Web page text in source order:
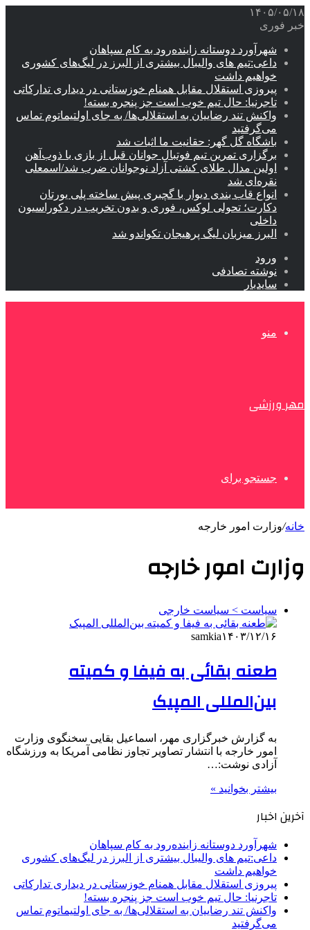
۱۴۰۵/۰۵/۱۸
خبر فوری
شهرآورد دوستانه زاینده‌رود به کام سپاهان
داعی:تیم های والیبال بیشتری از البرز در لیگ‌های کشوری
خواهیم داشت
پیروزی استقلال مقابل همنام خوزستانی در دیداری تدارکاتی
تاجرنیا: حال تیم خوب است جز پنجره بسته!
واکنش تند رضاییان به استقلالی‌ها/ به جای اولتیماتوم تماس
می‌گرفتید
باشگاه گل گهر: حقانیت ما اثبات شد
برگزاری تمرین تیم فوتبال جوانان قبل از بازی با ذوب‌آهن
اولین مدال طلای کشتی آزاد نوجوانان ضرب شد/اسمعلی
نقره‌ای شد
انواع قاب بندی دیوار با گچبری پیش ساخته پلی یورتان
دکارت؛ تحولی لوکس، فوری و بدون تخریب در دکوراسیون
داخلی
البرز میزبان لیگ پرهیجان تکواندو شد
ورود
نوشته تصادفی
سایدبار
منو
مهر ورزشی
جستجو برای
خانه/وزارت امور خارجه
وزارت امور خارجه
سیاست > سیاست خارجی
samkia۱۴۰۳/۱۲/۱۶
طعنه بقائی به فیفا و کمیته
بین‌المللی المپیک
به گزارش خبرگزاری مهر، اسماعیل بقایی سخنگوی وزارت
امور خارجه با انتشار تصاویر تجاوز نظامی آمریکا به ورزشگاه
آزادی نوشت:…
بیشتر بخوانید »
آخرین اخبار
شهرآورد دوستانه زاینده‌رود به کام سپاهان
داعی:تیم های والیبال بیشتری از البرز در لیگ‌های کشوری
خواهیم داشت
پیروزی استقلال مقابل همنام خوزستانی در دیداری تدارکاتی
تاجرنیا: حال تیم خوب است جز پنجره بسته!
واکنش تند رضاییان به استقلالی‌ها/ به جای اولتیماتوم تماس
می‌گرفتید